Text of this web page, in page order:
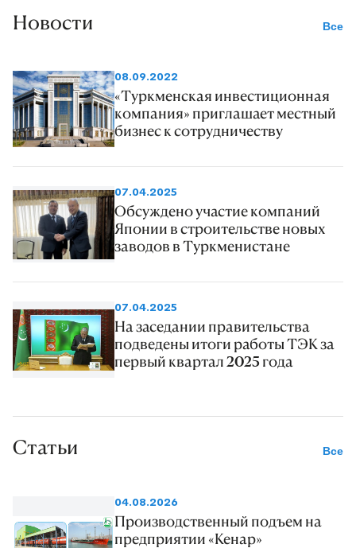
Новости Все
08.09.2022
«Туркменская инвестиционная
компания» приглашает местный
бизнес к сотрудничеству
07.04.2025
Обсуждено участие компаний
Японии в строительстве новых
заводов в Туркменистане
07.04.2025
На заседании правительства
подведены итоги работы ТЭК за
первый квартал 2025 года
Статьи Все
04.08.2026
Производственный подъем на
предприятии «Кенар»